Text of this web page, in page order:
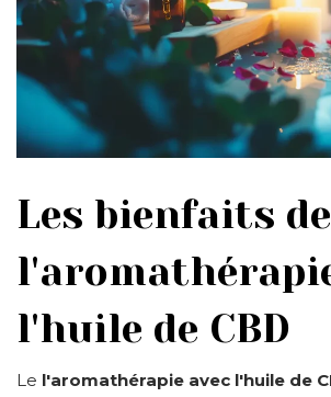
Les bienfaits de
l'huile de CBD
Le l'aromathérapie avec l'huile de